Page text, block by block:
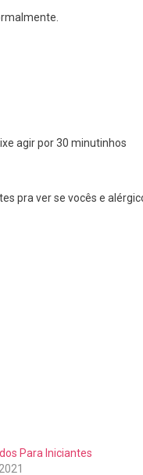
agir por 30 minutinhos
pra ver se vocês e
Para Iniciantes